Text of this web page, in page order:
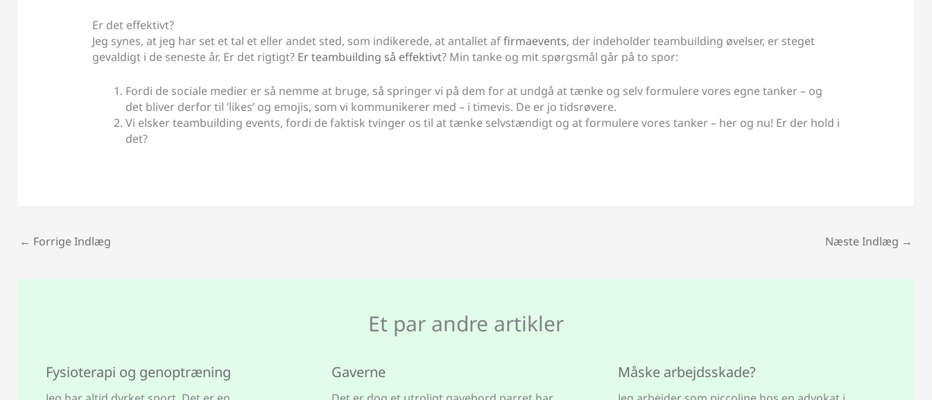
Er det effektivt?
Jeg synes, at jeg har set et tal et eller andet sted, som indikerede, at antallet affirmaevents, der indeholder teambuilding øvelser, er steget
gevaldigt i de seneste år. Er det rigtigt? Er teambuilding så effektivt? Min tanke og mit spørgsmål går på to spor:
Fordi de sociale medier er så nemme at bruge, så springer vi på dem for at undgå at tænke og selv formulere vores egne tanker – og
det bliver derfor til ’likes’ og emojis, som vi kommunikerer med – i timevis. De er jo tidsrøvere.
Vi elsker teambuilding events, fordi de faktisk tvinger os til at tænke selvstændigt og at formulere vores tanker – her og nu! Er der hold i
det?
← Forrige Indlæg Næste Indlæg →
Et par andre artikler
Fysioterapi og genoptræning Gaverne Måske arbejdsskade?